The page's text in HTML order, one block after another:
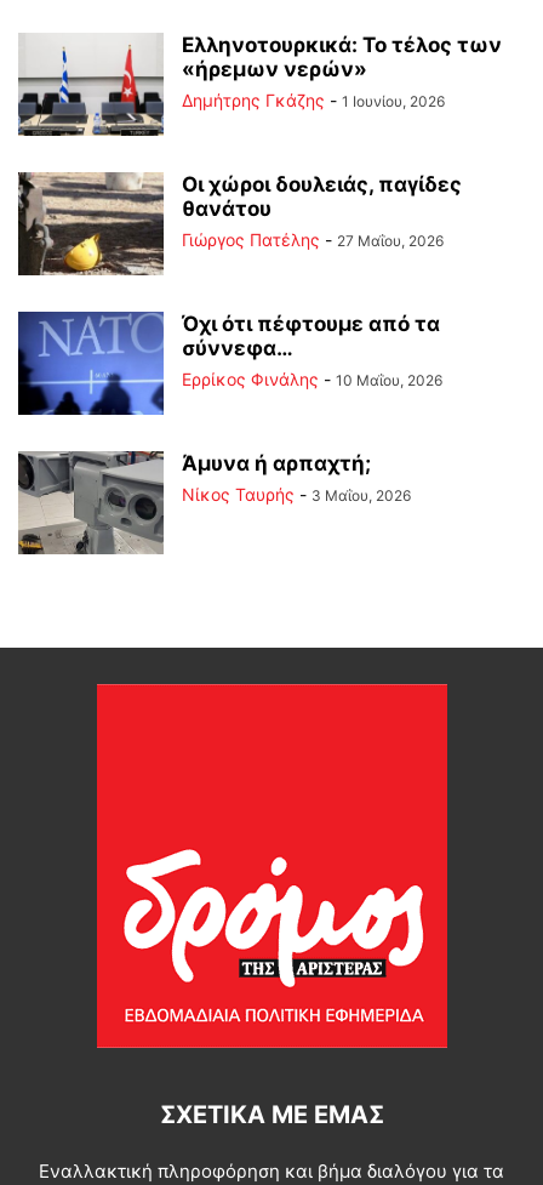
Ελληνοτουρκικά: Το τέλος των
«ήρεμων νερών»
Δημήτρης Γκάζης - 1 Ιουνίου, 2026
Οι χώροι δουλειάς, παγίδες
θανάτου
Γιώργος Πατέλης - 27 Μαΐου, 2026
Όχι ότι πέφτουμε από τα
σύννεφα…
Ερρίκος Φινάλης - 10 Μαΐου, 2026
Άμυνα ή αρπαχτή;
Νίκος Ταυρής - 3 Μαΐου, 2026
ΣΧΕΤΙΚΆ ΜΕ ΕΜΆΣ
Εναλλακτική πληροφόρηση και βήμα διαλόγου για τα